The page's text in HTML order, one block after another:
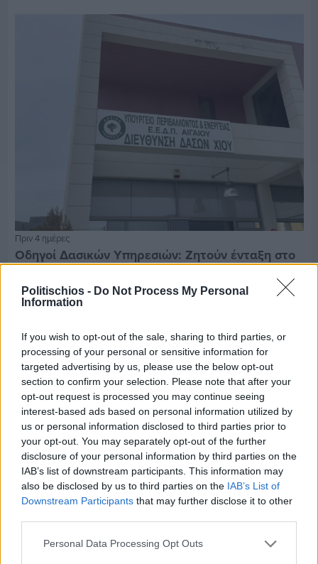
Politischios - Do Not Process My Personal
Information
If you wish to opt-out of the sale, sharing to third parties, or
processing of your personal or sensitive information for
targeted advertising by us, please use the below opt-out
section to confirm your selection. Please note that after your
opt-out request is processed you may continue seeing
interest-based ads based on personal information utilized by
us or personal information disclosed to third parties prior to
your opt-out. You may separately opt-out of the further
disclosure of your personal information by third parties on the
IAB’s list of downstream participants. This information may
also be disclosed by us to third parties on the IAB’s List of
Downstream Participants that may further disclose it to other
Personal Data Processing Opt Outs
Πριν 4 ημέρες
Οδηγοί Δασικών Υπηρεσιών: Ζητούν ένταξη στο
ανθυγιεινό επίδομα